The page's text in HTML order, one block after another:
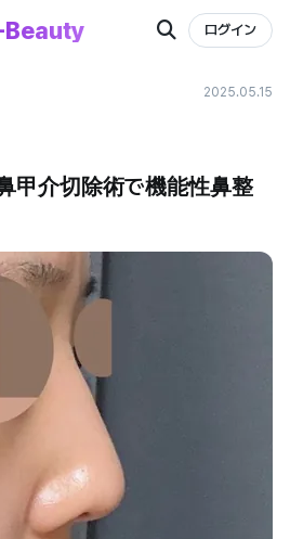
Beauty ログイン
2025.05.15
甲介切除術で機能性鼻整